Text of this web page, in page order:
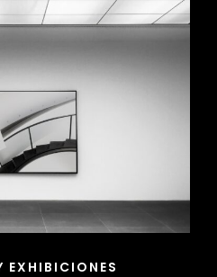
EXHIBICIONES